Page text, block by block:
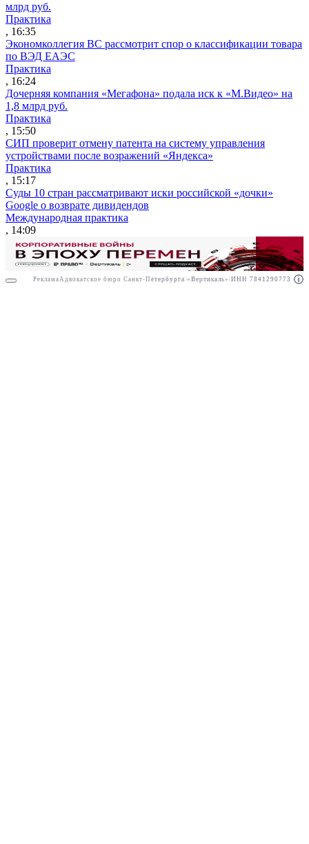
Реклама АО"Право.ру" ИНН: 7708095468
млрд руб.
Практика
, 16:35
Экономколлегия ВС рассмотрит спор о классификации товара
по ВЭД ЕАЭС
Практика
, 16:24
Дочерняя компания «Мегафона» подала иск к «М.Видео» на
1,8 млрд руб.
Практика
, 15:50
СИП проверит отмену патента на систему управления
устройствами после возражений «Яндекса»
Практика
, 15:17
Суды 10 стран рассматривают иски российской «дочки»
Google о возврате дивидендов
Международная практика
, 14:09
Реклама Адвокатское бюро Санкт-Петербурга «Вертикаль» ИНН 7841290773